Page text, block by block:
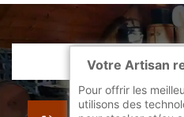
indisponible
Votre Artisan
Pour offrir les
utilisons des